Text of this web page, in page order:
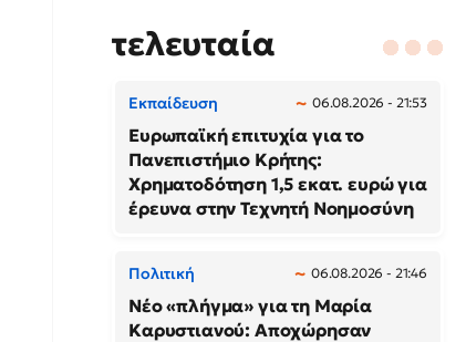
τελευταία
Εκπαίδευση 06.08.2026 - 21:53
Ευρωπαϊκή επιτυχία για το
Πανεπιστήμιο Κρήτης:
Χρηματοδότηση 1,5 εκατ. ευρώ για
έρευνα στην Τεχνητή Νοημοσύνη
Πολιτική 06.08.2026 - 21:46
Νέο «πλήγμα» για τη Μαρία
Καρυστιανού: Αποχώρησαν